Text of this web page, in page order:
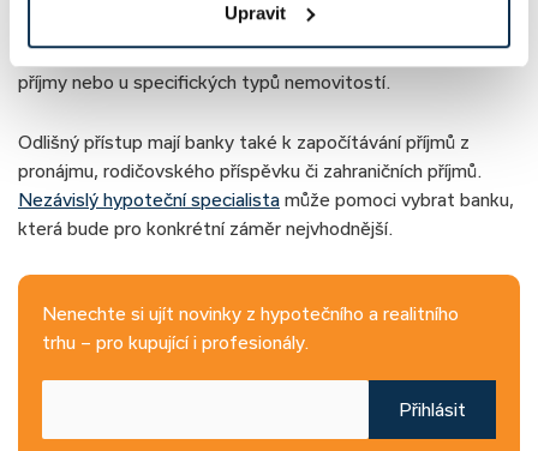
Upravit
posuzování příjmů i v ocenění nemovitostí. Výrazné rozdíly
se objevují zejména u podnikatelů, lidí s nestandardními
příjmy nebo u specifických typů nemovitostí.
Odlišný přístup mají banky také k započítávání příjmů z
pronájmu, rodičovského příspěvku či zahraničních příjmů.
Nezávislý hypoteční specialista může pomoci vybrat banku,
která bude pro konkrétní záměr nejvhodnější.
Nenechte si ujít novinky z hypotečního a realitního
trhu – pro kupující i profesionály.
Přihlásit